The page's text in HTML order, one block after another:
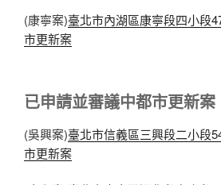
(康寧案)臺北市內湖區康寧段四小段
市更新案
已申請並審議中都市更新案
(吳興案)臺北市信義區三興段二小段
市更新案